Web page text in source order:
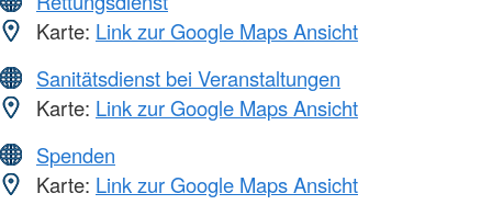
Karte: Link zur Google Maps Ansicht
Sanitätsdienst bei Veranstaltungen
Karte: Link zur Google Maps Ansicht
Spenden
Karte: Link zur Google Maps Ansicht